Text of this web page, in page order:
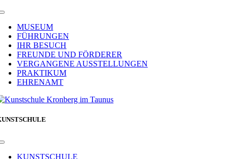
Toggle
NavigationMUSEUM
FÜHRUNGEN
IHR BESUCH
FREUNDE UND FÖRDERER
VERGANGENE AUSSTELLUNGEN
PRAKTIKUM
EHRENAMT
Toggle
NavigationKUNSTSCHULE